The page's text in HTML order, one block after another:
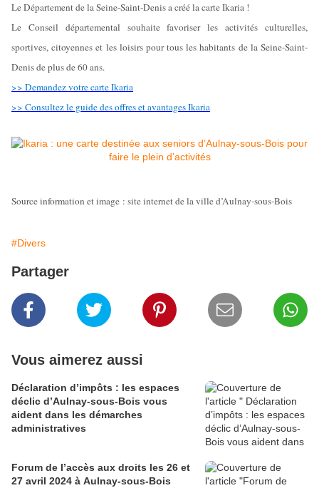
Le Département de la Seine-Saint-Denis a créé la carte Ikaria !
Le Conseil départemental souhaite favoriser les activités culturelles,
sportives, citoyennes et les loisirs pour tous les habitants de la Seine-Saint-
Denis de plus de 60 ans.
>> Demandez votre carte Ikaria
>> Consultez le guide des offres et avantages Ikaria
Source information et image : site internet de la ville d’Aulnay-sous-Bois
#Divers
Partager
Vous aimerez aussi
Déclaration d’impôts : les espaces
déclic d’Aulnay-sous-Bois vous
aident dans les démarches
administratives
Forum de l’accès aux droits les 26 et
27 avril 2024 à Aulnay-sous-Bois